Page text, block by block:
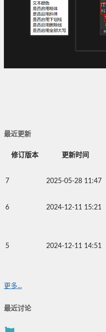
最近更新
修订版本 更新时间
7 2025-05-28 11:47
6 2024-12-11 15:21
5 2024-12-11 14:51
更多...
最近讨论